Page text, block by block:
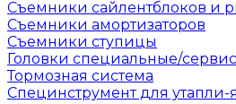
Съемники сайлентблоков и
Съемники амортизаторов
Съемники ступицы
Головки специальные/
Тормозная система
Специнструмент для